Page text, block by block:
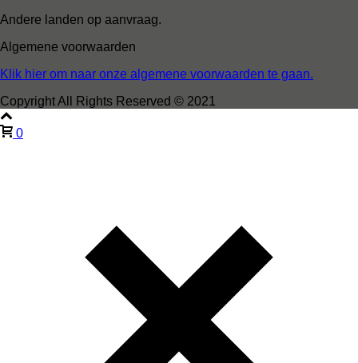
Andere landen op aanvraag.
Algemene voorwaarden
Klik hier om naar onze algemene voorwaarden te gaan.
Copyright All Rights Reserved © 2021
0